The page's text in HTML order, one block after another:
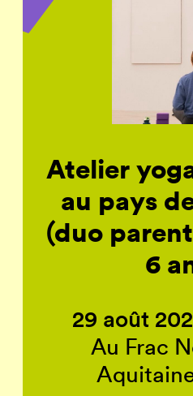
Atelier
au pays
(duo
6
29 août
Au Frac